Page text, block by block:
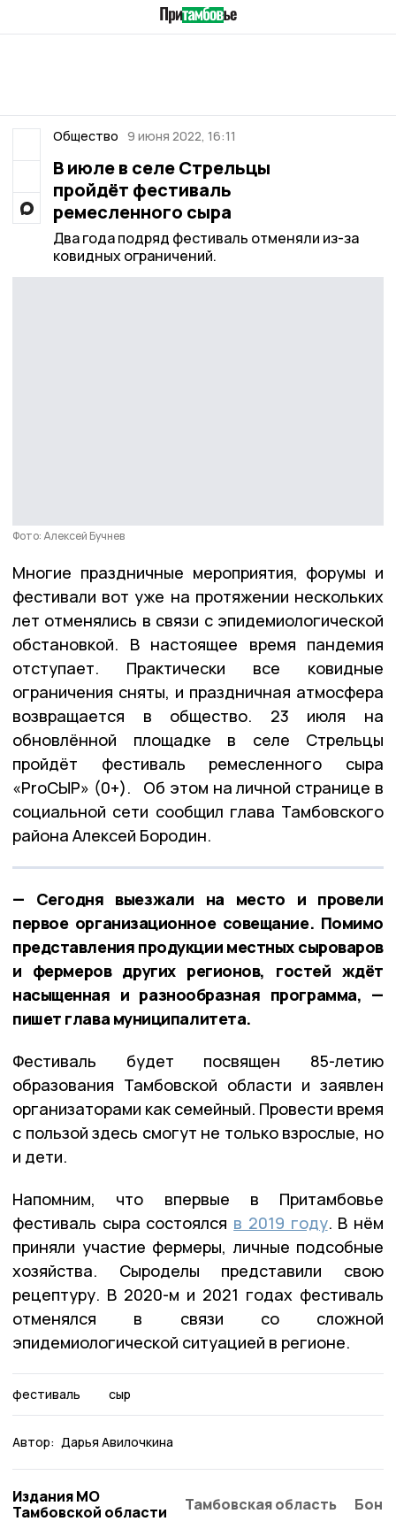
Общество 9 июня 2022, 16:11
В июле в селе Стрельцы
пройдёт фестиваль
ремесленного сыра
Два года подряд фестиваль отменяли из-за
ковидных ограничений.
Фото: Алексей Бучнев
Многие праздничные мероприятия, форумы и
фестивали вот уже на протяжении нескольких
лет отменялись в связи с эпидемиологической
обстановкой. В настоящее время пандемия
отступает. Практически все ковидные
ограничения сняты, и праздничная атмосфера
возвращается в общество. 23 июля на
обновлённой площадке в селе Стрельцы
пройдёт фестиваль ремесленного сыра
«ProСЫР» (0+). Об этом на личной странице в
социальной сети сообщил глава Тамбовского
района Алексей Бородин.
— Сегодня выезжали на место и провели
первое организационное совещание. Помимо
представления продукции местных сыроваров
и фермеров других регионов, гостей ждёт
насыщенная и разнообразная программа, —
пишет глава муниципалитета.
Фестиваль будет посвящен 85-летию
образования Тамбовской области и заявлен
организаторами как семейный. Провести время
с пользой здесь смогут не только взрослые, но
и дети.
Напомним, что впервые в Притамбовье
фестиваль сыра состоялся в 2019 году. В нём
приняли участие фермеры, личные подсобные
хозяйства. Сыроделы представили свою
рецептуру. В 2020-м и 2021 годах фестиваль
отменялся в связи со сложной
эпидемиологической ситуацией в регионе.
фестиваль сыр
Автор: Дарья Авилочкина
Издания МО
Тамбовской области
Тамбовская область